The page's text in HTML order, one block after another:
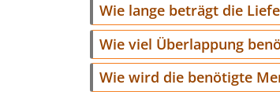
Wie lange beträgt die
Wie viel Überlappung
Wie wird die benötigte